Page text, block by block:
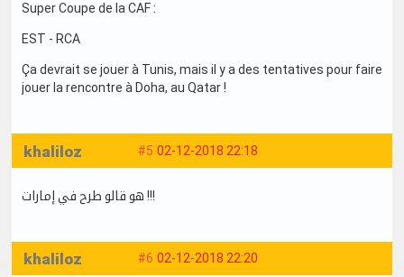
Super Coupe de la CAF :
EST - RCA
Ça devrait se jouer à Tunis, mais il y a des tentatives pour faire
jouer la rencontre à Doha, au Qatar !
#5 02-12-2018 22:18
khaliloz
هو قالو طرح في إمارات !!!
#6 02-12-2018 22:20
khaliloz